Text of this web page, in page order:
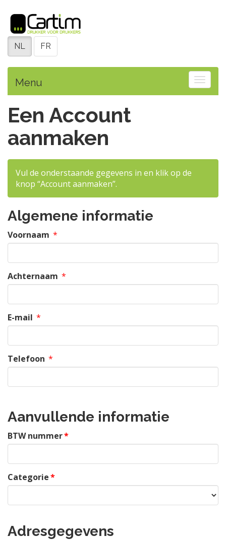
NL FR
Menu
Een Account
aanmaken
Vul de onderstaande gegevens in en klik op de
knop “Account aanmaken”.
Algemene informatie
Voornaam *
Achternaam *
E-mail *
Telefoon *
Aanvullende informatie
BTW nummer*
Categorie*
Adresgegevens